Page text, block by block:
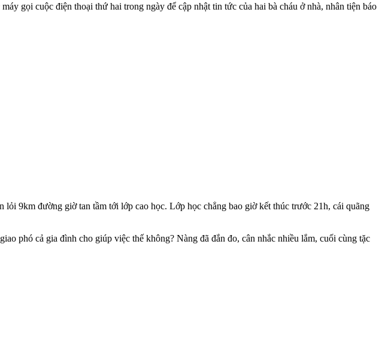
gọi cuộc điện thoại thứ hai trong ngày để cập nhật tin tức của hai bà cháu ở nhà, nhân tiện báo
9km đường giờ tan tầm tới lớp cao học. Lớp học chẳng bao giờ kết thúc trước 21h, cái quãng
phó cả gia đình cho giúp việc thế không? Nàng đã đắn đo, cân nhắc nhiều lắm, cuối cùng tặc